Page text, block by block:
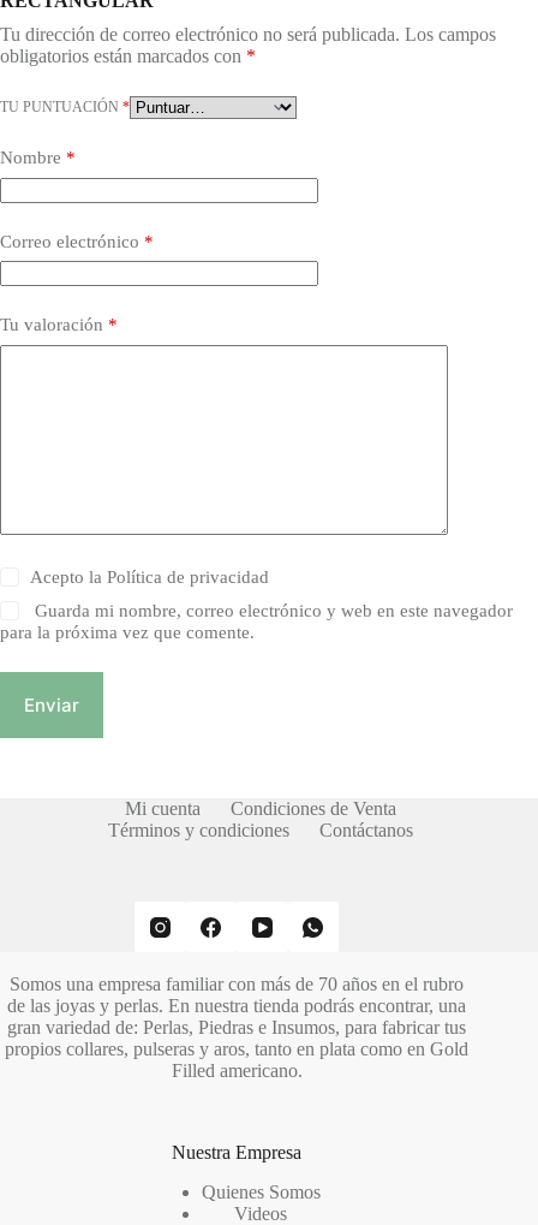
Tu dirección de correo electrónico no será publicada. Los campos
obligatorios están marcados con *
TU PUNTUACIÓN *
Nombre *
Correo electrónico *
Tu valoración *
Acepto laPolítica de privacidad
Guarda mi nombre, correo electrónico y web en este navegador
para la próxima vez que comente.
Enviar
Mi cuenta
Condiciones de Venta
Términos y condiciones
Contáctanos
Somos una empresa familiar con más de 70 años en el rubro
de las joyas y perlas. En nuestra tienda podrás encontrar, una
gran variedad de: Perlas, Piedras e Insumos, para fabricar tus
propios collares, pulseras y aros, tanto en plata como en Gold
Filled americano.
Nuestra Empresa
Quienes Somos
Videos